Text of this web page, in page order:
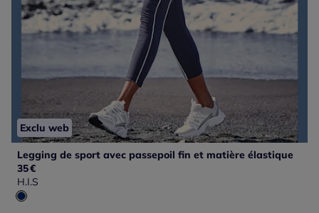
Exclu web
Legging de sport avec passepoil fin et matière élastique
35€
H.I.S